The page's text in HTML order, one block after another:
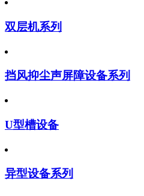
双层机系列
挡风抑尘声屏障设备系列
U型槽设备
异型设备系列